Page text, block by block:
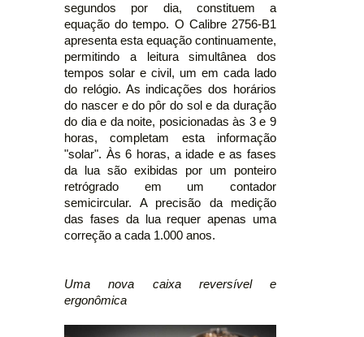
segundos por dia, constituem a
equação do tempo. O Calibre 2756-B1
apresenta esta equação continuamente,
permitindo a leitura simultânea dos
tempos solar e civil, um em cada lado
do relógio. As indicações dos horários
do nascer e do pôr do sol e da duração
do dia e da noite, posicionadas às 3 e 9
horas, completam esta informação
"solar". Às 6 horas, a idade e as fases
da lua são exibidas por um ponteiro
retrógrado em um contador
semicircular. A precisão da medição
das fases da lua requer apenas uma
correção a cada 1.000 anos.
Uma nova caixa reversível e
ergonômica